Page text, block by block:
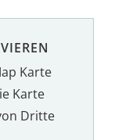
Karte
Karte
Dritte